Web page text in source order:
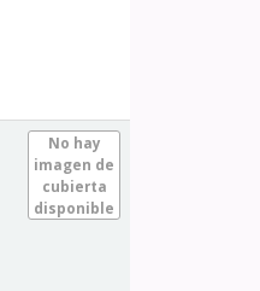
No hay
imagen de
cubierta
disponible